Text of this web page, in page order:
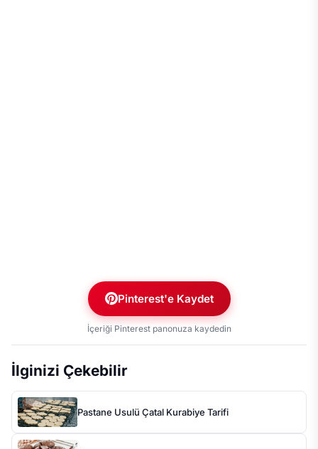
Pinterest'e Kaydet
İçeriği Pinterest panonuza kaydedin
İlginizi Çekebilir
Pastane Usulü Çatal Kurabiye Tarifi